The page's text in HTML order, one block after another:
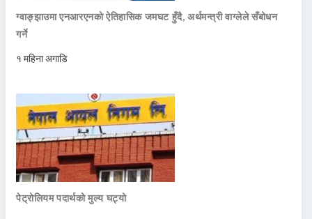
ग्वाङ्झाउमा एनआरएनको ऐतिहासिक जमघट हुँदै, अर्थमन्त्री वाग्लेले सँबोधन
गर्ने
१ महिना अगाडि
पेट्रोलियम पदार्थको मुल्य घट्यो